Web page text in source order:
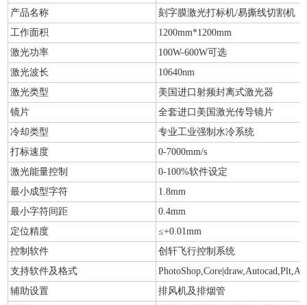
产品名称
刻字膜激光打标机/易撕线切割机
工作面积
1200mm*1200mm
激光功率
100W-600W可选
激光波长
10640nm
激光类型
美国进口射频封离式激光器
镜片
全套进口美国激光传导镜片
冷却类型
专业工业强制水冷系统
打标速度
0-7000mm/s
激光能量控制
0-100%软件设定
最小成型字符
1.8mm
最小字符间距
0.4mm
定位精度
≤+0.01mm
控制软件
创轩飞行控制系统
支持软件及格式
辅助设置
排风机及排烟管